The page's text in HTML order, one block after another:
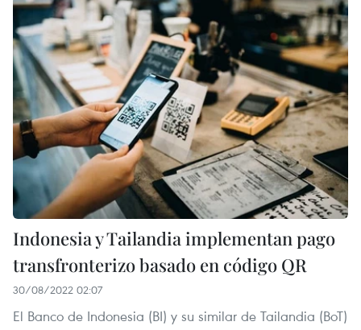
Indonesia y Tailandia implementan pago
transfronterizo basado en código QR
30/08/2022 02:07
El Banco de Indonesia (BI) y su similar de Tailandia (BoT)